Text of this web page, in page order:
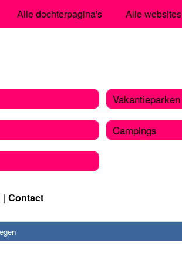
Alle dochterpagina's Alle websites
Vakantieparken
Campings
Contact